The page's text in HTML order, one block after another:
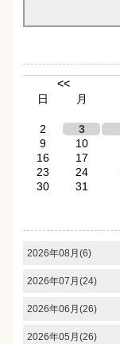
<<
日
月
2
3
9
10
16
17
23
24
30
31
2026年08月(6)
2026年07月(24)
2026年06月(26)
2026年05月(26)